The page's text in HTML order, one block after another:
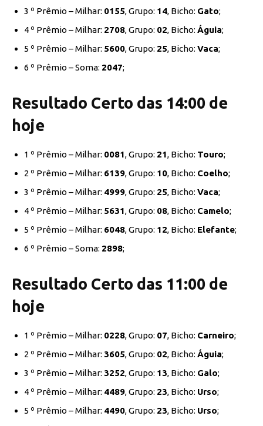
3 º Prêmio – Milhar: 0155, Grupo: 14, Bicho: Gato;
4 º Prêmio – Milhar: 2708, Grupo: 02, Bicho: Águia;
5 º Prêmio – Milhar: 5600, Grupo: 25, Bicho: Vaca;
6 º Prêmio – Soma: 2047;
Resultado Certo das 14:00 de
hoje
1 º Prêmio – Milhar: 0081, Grupo: 21, Bicho: Touro;
2 º Prêmio – Milhar: 6139, Grupo: 10, Bicho: Coelho;
3 º Prêmio – Milhar: 4999, Grupo: 25, Bicho: Vaca;
4 º Prêmio – Milhar: 5631, Grupo: 08, Bicho: Camelo;
5 º Prêmio – Milhar: 6048, Grupo: 12, Bicho: Elefante;
6 º Prêmio – Soma: 2898;
Resultado Certo das 11:00 de
hoje
1 º Prêmio – Milhar: 0228, Grupo: 07, Bicho: Carneiro;
2 º Prêmio – Milhar: 3605, Grupo: 02, Bicho: Águia;
3 º Prêmio – Milhar: 3252, Grupo: 13, Bicho: Galo;
4 º Prêmio – Milhar: 4489, Grupo: 23, Bicho: Urso;
5 º Prêmio – Milhar: 4490, Grupo: 23, Bicho: Urso;